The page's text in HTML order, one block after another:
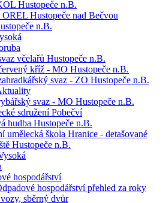
Hustopeče n.B.
OREL Hustopeče nad Bečvou
n.B.
včelařů Hustopeče n.B.
kříž - MO Hustopeče n.B.
svaz - ZO Hustopeče n.B.
svaz - MO Hustopeče n.B.
sdružení Pobečví
hudba Hustopeče n.B.
umělecká škola Hranice - detašované
Hustopeče n.B.
hospodářství
hospodářství přehled za roky
sběrný dvůr